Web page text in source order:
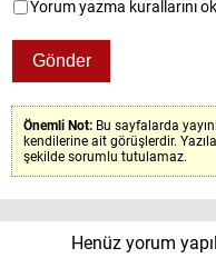
Yorum yazma kurallarını
Önemli Not: Bu sayfalarda
kendilerine ait görüşlerdir.
şekilde sorumlu tutulamaz.
Henüz yorum